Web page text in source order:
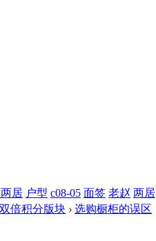
居 户型 c08-05 面签 老赵 两居
倍积分版块 › 选购橱柜的误区